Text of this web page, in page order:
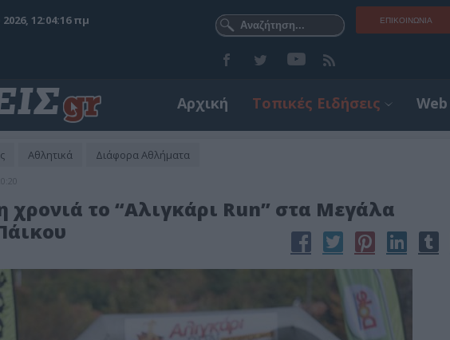
ΕΠΙΚΟΙΝΩΝΊΑ
12:04:18 πμ
Αρχική Τοπικές Ειδήσεις
Αθλητικά Διάφορα Αθλήματα
χρονιά το “Αλιγκάρι Run” στα Μεγάλα